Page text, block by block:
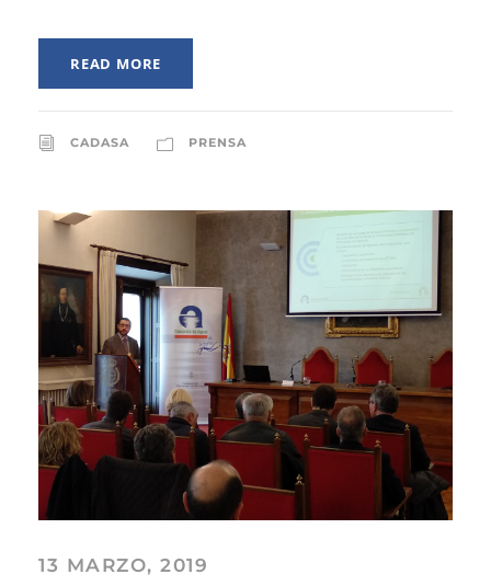
READ MORE
CADASA PRENSA
13 MARZO, 2019